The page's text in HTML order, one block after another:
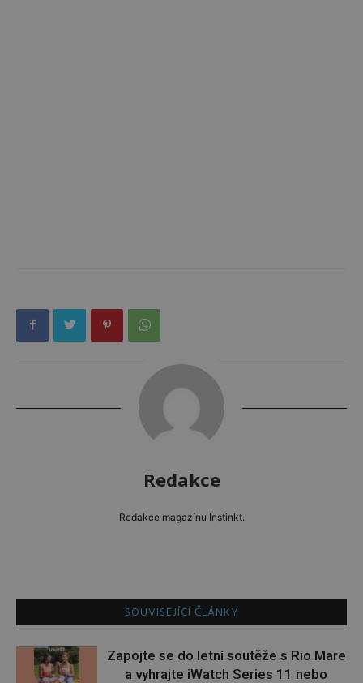
Redakce
Redakce magazínu Instinkt.
SOUVISEJÍCÍ ČLÁNKY
Zapojte se do letní soutěže s Rio Mare
a vyhrajte iWatch Series 11 nebo